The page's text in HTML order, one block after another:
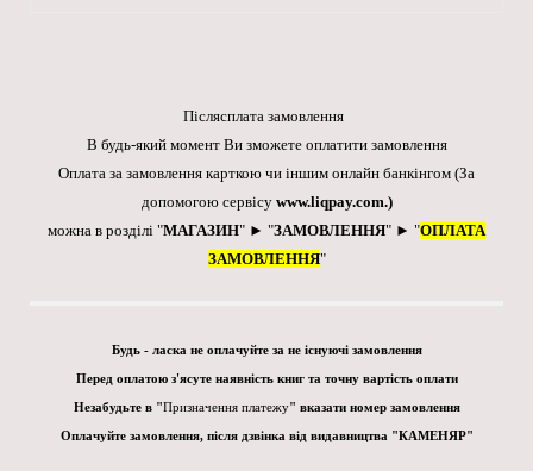
Післясплата замовлення
В будь-який момент Ви зможете оплатити замовлення
Оплата за замовлення карткою чи іншим онлайн банкінгом (За
допомогою сервісу www.liqpay.com.)
можна в розділі "МАГАЗИН" ► "ЗАМОВЛЕННЯ" ► "ОПЛАТА
ЗАМОВЛЕННЯ"
Будь - ласка не оплачуйте за не існуючі замовлення
Перед оплатою з'ясуте наявність книг та точну вартість оплати
Незабудьте в "Призначення платежу" вказати номер замовлення
Оплачуйте замовлення, після дзвінка від видавництва "КАМЕНЯР"